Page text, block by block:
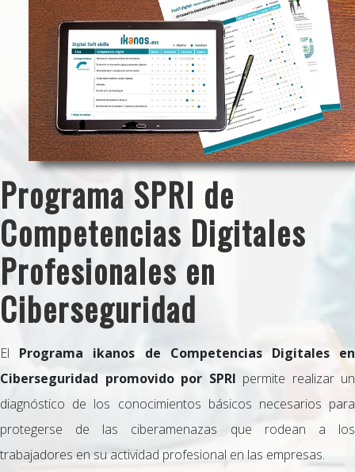
Programa SPRI de
Competencias Digitales
Profesionales en
Ciberseguridad
El Programa ikanos de Competencias Digitales en
Ciberseguridad promovido por SPRI permite realizar un
diagnóstico de los conocimientos básicos necesarios para
protegerse de las ciberamenazas que rodean a los
trabajadores en su actividad profesional en las empresas.